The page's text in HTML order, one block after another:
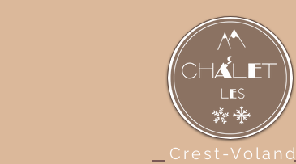
Crest-Voland